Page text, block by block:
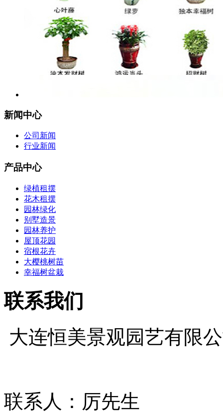
新闻中心
公司新闻
行业新闻
产品中心
绿植租摆
花木租摆
园林绿化
别墅造景
园林养护
屋顶花园
宿根花卉
大樱桃树苗
幸福树盆栽
联系我们
大连恒美景观园艺有限
联系人：厉先生